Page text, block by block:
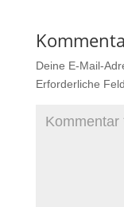
Deine E-Mail-
Erforderliche